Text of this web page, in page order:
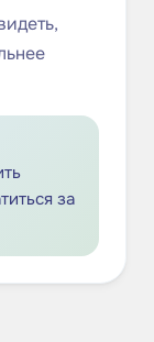
за